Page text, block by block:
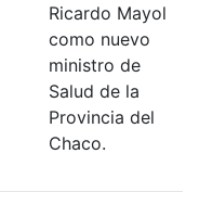
Ricardo Mayol
como nuevo
ministro de
Salud de la
Provincia del
Chaco.